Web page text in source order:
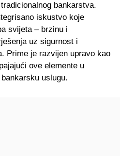
bankarstva.
iskustvo koje
svijeta – brzinu i
uz sigurnost i
Prime je razvijen upravo kao
ove elemente u
uslugu.